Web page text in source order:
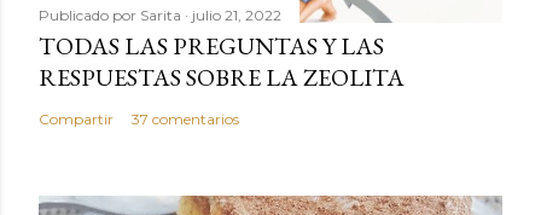
Publicado por Sarita julio 21, 2022
TODAS LAS PREGUNTAS Y LAS
RESPUESTAS SOBRE LA ZEOLITA
Compartir 37 comentarios